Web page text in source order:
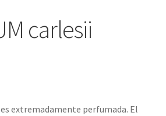
carlesii
extremadamente perfumada. El